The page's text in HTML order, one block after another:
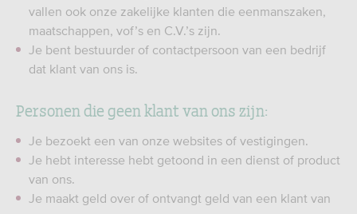
vallen ook onze zakelijke klanten die eenmanszaken,
maatschappen, vof’s en C.V.’s zijn.
Je bent bestuurder of contactpersoon van een bedrijf
dat klant van ons is.
Personen die geen klant van ons zijn:
Je bezoekt een van onze websites of vestigingen.
Je hebt interesse hebt getoond in een dienst of product
van ons.
Je maakt geld over of ontvangt geld van een klant van